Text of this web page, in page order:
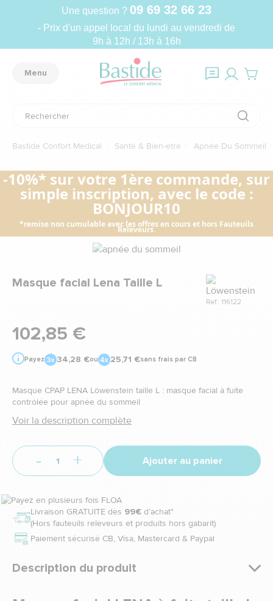
Une question ? 09 69 32 66 23
- Prix d'un appel local du lundi au vendredi de
9h à 12h / 13h à 16h
Menu
Bastide Confort Médical Santé & Bien-être Apnée Du Sommeil
-10%* sur votre 1ère commande, sur
simple inscription, avec le code :
BONJOUR10
*remise non cumulable avec les offres en cours et hors Fauteuils
Releveurs.
Masque facial Lena Taille L Marque
Ref.: 116122
102,85 €
Payez 34,28 €ou 25,71 €sans frais par CB
Masque CPAP LENA Löwenstein taille L : masque facial à fuite
contrôlée pour apnée du sommeil
Voir la description complète
- + Ajouter au panier
Livraison GRATUITE dès 99€ d’achat*
(Hors fauteuils releveurs et produits hors gabarit)
Paiement sécurisé CB, Visa, Mastercard & Paypal
Description du produit